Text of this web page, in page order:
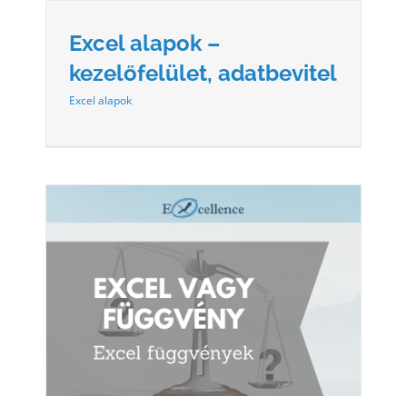
Excel alapok –
kezelőfelület, adatbevitel
Excel alapok